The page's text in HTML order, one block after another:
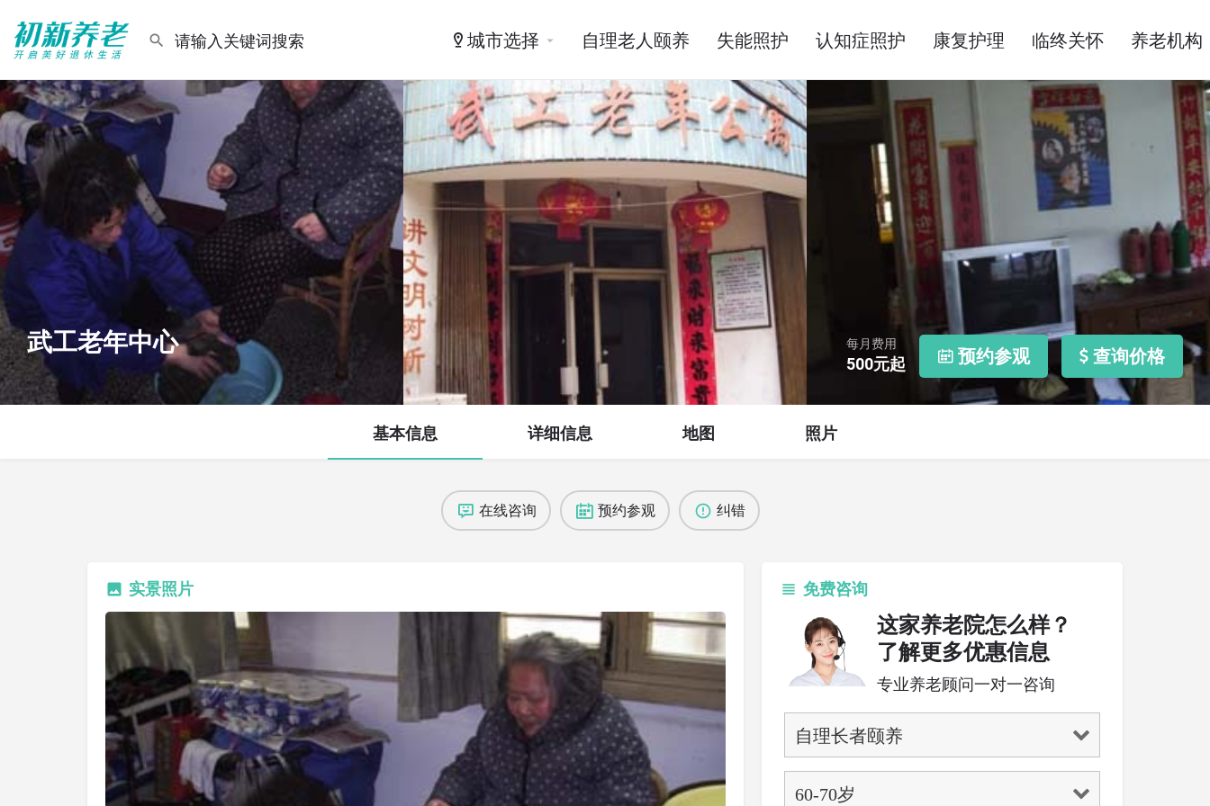
城市选择 自理老人颐养 失能照护 认知症照护 康复护理 临终关怀 养老机构
武工老年中心 每月费用
500元起 预约参观 查询价格
基本信息 详细信息 地图 照片
在线咨询 预约参观 纠错
实景照片 免费咨询
这家养老院怎么样？
了解更多优惠信息
专业养老顾问一对一咨询